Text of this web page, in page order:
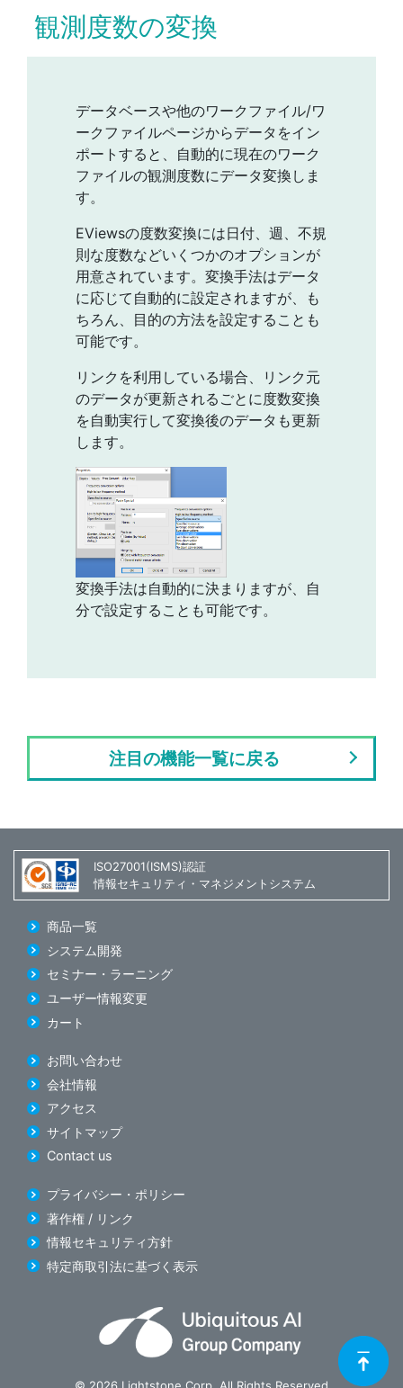
観測度数の変換
データベースや他のワークファイル/ワ
ークファイルページからデータをイン
ポートすると、自動的に現在のワーク
ファイルの観測度数にデータ変換しま
す。
EViewsの度数変換には日付、週、不規
則な度数などいくつかのオプションが
用意されています。変換手法はデータ
に応じて自動的に設定されますが、も
ちろん、目的の方法を設定することも
可能です。
リンクを利用している場合、リンク元
のデータが更新されるごとに度数変換
を自動実行して変換後のデータも更新
します。
変換手法は自動的に決まりますが、自
分で設定することも可能です。
注目の機能一覧に戻る
ISO27001(ISMS)認証
情報セキュリティ・マネジメントシステム
商品一覧
システム開発
セミナー・ラーニング
ユーザー情報変更
カート
お問い合わせ
会社情報
アクセス
サイトマップ
Contact us
プライバシー・ポリシー
著作権 / リンク
情報セキュリティ方針
特定商取引法に基づく表示